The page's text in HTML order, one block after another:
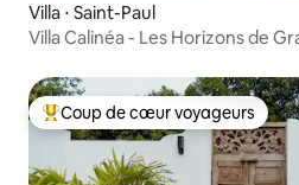
Villa ⋅ Saint-Paul
Villa Calinéa - Les Horizons de
Coups de cœur voyageurs les
Coup de cœur voyageurs